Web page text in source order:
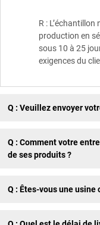
R : L’échantillon
production en
sous 10 à 25
exigences du
Q : Veuillez envoyer
Q : Comment votre
de ses produits ?
Q : Êtes-vous une